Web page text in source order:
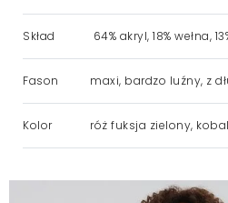
Skład 64% akryl, 18% wełna,
Fason maxi, bardzo luźny, z
Kolor róż fuksja zielony,